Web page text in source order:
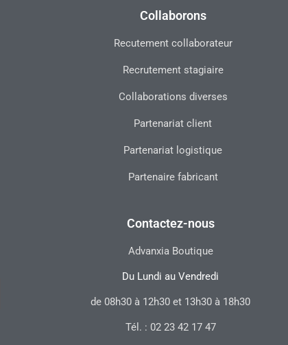
Collaborons
Recutement collaborateur
Recrutement stagiaire
Collaborations diverses
Partenariat client
Partenariat logistique
Partenaire fabricant
Contactez-nous
Advanxia Boutique
Du Lundi au Vendredi
de 08h30 à 12h30 et 13h30 à 18h30
Tél. : 02 23 42 17 47